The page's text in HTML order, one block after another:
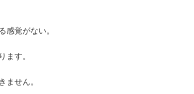
感覚がない。
ます。
ません。